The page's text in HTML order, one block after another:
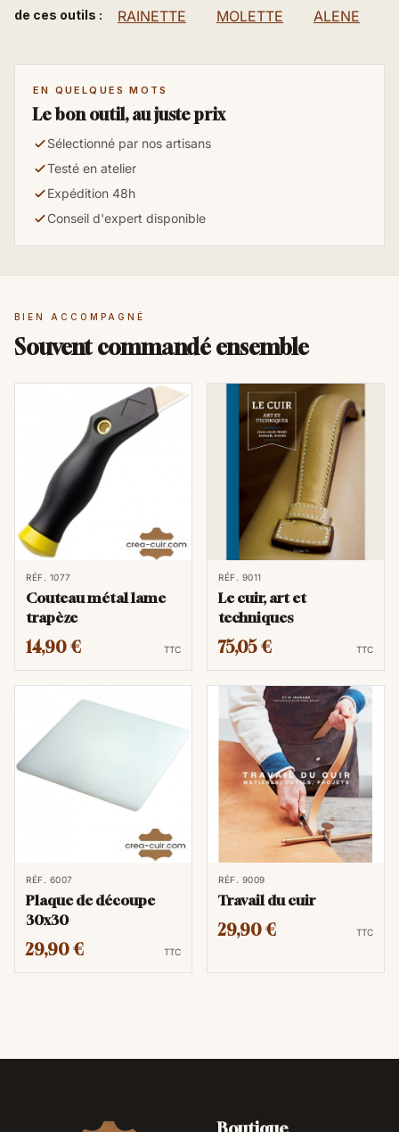
de ces outils :
RAINETTE MOLETTE ALENE
EN QUELQUES MOTS
Le bon outil, au juste prix
Sélectionné par nos artisans
Testé en atelier
Expédition 48h
Conseil d'expert disponible
BIEN ACCOMPAGNÉ
Souvent commandé ensemble
RÉF. 1077
Couteau métal lame
trapèze
14,90 € TTC
RÉF. 9011
Le cuir, art et
techniques
75,05 € TTC
RÉF. 6007
Plaque de découpe
30x30
29,90 € TTC
RÉF. 9009
Travail du cuir
29,90 € TTC